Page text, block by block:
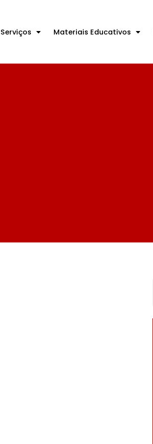
Serviços Materiais Educativos